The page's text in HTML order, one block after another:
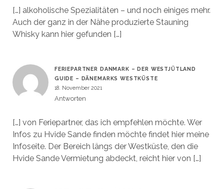
[…] alkoholische Spezialitäten – und noch einiges mehr.
Auch der ganz in der Nähe produzierte Stauning
Whisky kann hier gefunden […]
FERIEPARTNER DANMARK – DER WESTJÜTLAND
GUIDE – DÄNEMARKS WESTKÜSTE
18. November 2021
Antworten
[…] von Feriepartner, das ich empfehlen möchte. Wer
Infos zu Hvide Sande finden möchte findet hier meine
Infoseite. Der Bereich längs der Westküste, den die
Hvide Sande Vermietung abdeckt, reicht hier von […]